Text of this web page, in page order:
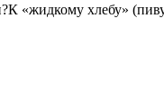
«жидкому хлебу»